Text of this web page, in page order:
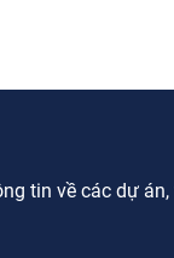
tin về các dự